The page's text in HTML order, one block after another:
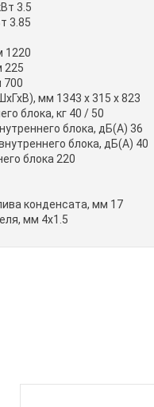
3.5
3.85
1220
225
700
мм 1343 x 315 x 823
блока, кг 40 / 50
блока, дБ(А) 36
блока, дБ(А) 40
блока 220
конденсата, мм 17
мм 4x1.5